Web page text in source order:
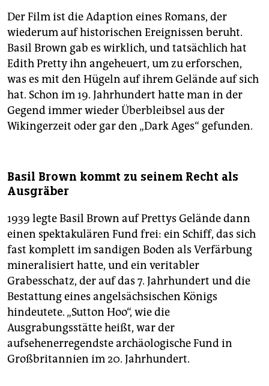
Der Film ist die Adaption eines Romans, der
wiederum auf historischen Ereignissen beruht.
Basil Brown gab es wirklich, und tatsächlich hat
Edith Pretty ihn angeheuert, um zu erforschen,
was es mit den Hügeln auf ihrem Gelände auf sich
hat. Schon im 19. Jahrhundert hatte man in der
Gegend immer wieder Überbleibsel aus der
Wikingerzeit oder gar den „Dark Ages“ gefunden.
Basil Brown kommt zu seinem Recht als
Ausgräber
1939 legte Basil Brown auf Prettys Gelände dann
einen spektakulären Fund frei: ein Schiff, das sich
fast komplett im sandigen Boden als Verfärbung
mineralisiert hatte, und ein veritabler
Grabesschatz, der auf das 7. Jahrhundert und die
Bestattung eines angelsächsischen Königs
hindeutete. „Sutton Hoo“, wie die
Ausgrabungsstätte heißt, war der
aufsehenerregendste archäologische Fund in
Großbritannien im 20. Jahrhundert.